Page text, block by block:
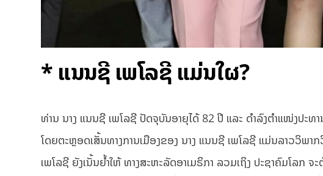
* ແນນຊີ ເພໂລຊີ ແມ່ນໃຜ?
ທ່ານ ນາງ ແນນຊີ ເພໂລຊີ ປັດຈຸບັນອາຍຸໄດ້ 82 ປີ ແລະ ດຳລົງຕຳແໜ່ງປະ
ໂດຍຕະຫຼອດເສັ້ນທາງການເມືອງຂອງ ນາງ ແນນຊີ ເພໂລຊີ ແມ່ນລາວວິພ
ເພໂລຊີ ຍັງເນັ້ນຍໍ້າໃຫ້ ທາງສະຫະລັດອາເມຣິກາ ລວມເຖິງ ປະຊາຄົມໂລ